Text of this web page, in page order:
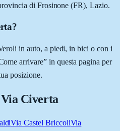
di Frosinone (FR), Lazio.
in auto, a piedi, in bici o con i
arrivare” in questa pagina per
posizione.
Via Civerta
Via Castel BriccoliVia